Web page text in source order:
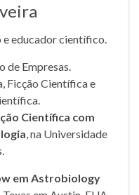
e educador científico.
de Empresas.
Ficção Científica e
Científica com
, na Universidade
em Astrobiology